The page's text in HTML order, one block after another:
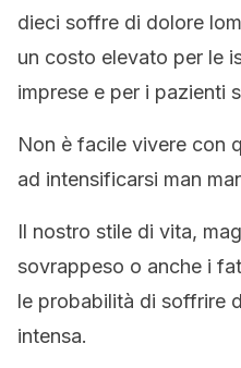
dieci soffre di dolore
un costo elevato per le
imprese e per i pazienti
Non è facile vivere con
ad intensificarsi man
Il nostro stile di vita,
sovrappeso o anche i
le probabilità di soffrire
intensa.